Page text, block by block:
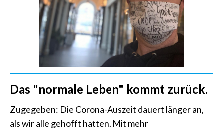
Das "normale Leben" kommt zurück.
Zugegeben: Die Corona-Auszeit dauert länger an,
als wir alle gehofft hatten. Mit mehr